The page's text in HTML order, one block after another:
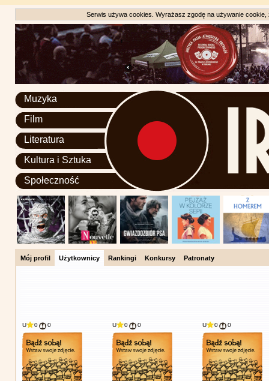
Serwis używa cookies. Wyrażasz zgodę na używanie
Muzyka
Film
Literatura
Kultura i Sztuka
Społeczność
Mój profil Użytkownicy Rankingi Konkursy Patronaty
U 0 0 U 0 0 U 0 0